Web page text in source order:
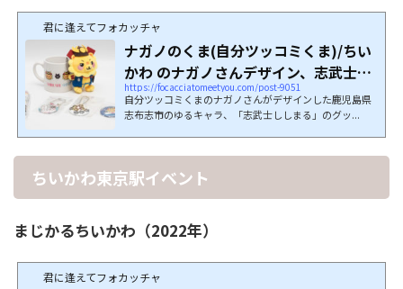
君に逢えてフォカッチャ
ナガノのくま(自分ツッコミくま)/ちい
かわ のナガノさんデザイン、志武士し
しまる...
https://focacciatomeetyou.com/post-9051
自分ツッコミくまのナガノさんがデザインした鹿児島県
志布志市のゆるキャラ、「志武士ししまる」のグッ...
ちいかわ東京駅イベント
まじかるちいかわ（2022年）
君に逢えてフォカッチャ